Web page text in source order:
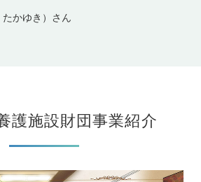
かゆき）さん
護施設財団事業紹介